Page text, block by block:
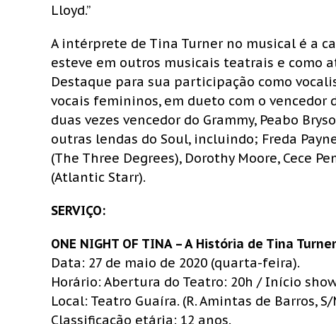
Lloyd.”
A intérprete de Tina Turner no musical é a
esteve em outros musicais teatrais e como
Destaque para sua participação como
vocais femininos, em dueto com o vencedor
duas vezes vencedor do Grammy, Peabo
outras lendas do Soul, incluindo; Freda
(The Three Degrees), Dorothy Moore, Cece
(Atlantic Starr).
SERVIÇO:
ONE NIGHT OF TINA – A História de Tina Turner
Data: 27 de maio de 2020 (quarta-feira).
Horário: Abertura do Teatro: 20h / Início
Local: Teatro Guaíra. (R. Amintas de Barros,
Classificação etária: 12 anos.